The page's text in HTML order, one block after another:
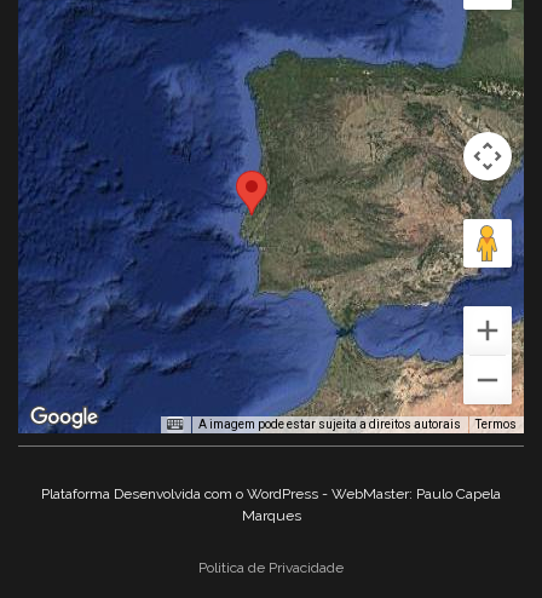
A imagem pode estar sujeita a direitos autorais Termos
Plataforma Desenvolvida com o WordPress - WebMaster: Paulo Capela
Marques
Politica de Privacidade